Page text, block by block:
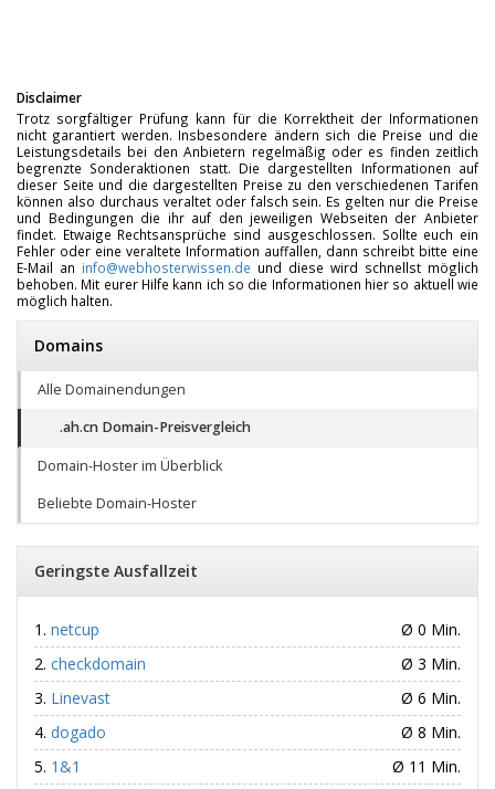
Disclaimer
Trotz sorgfältiger Prüfung kann für die Korrektheit der Informationen
nicht garantiert werden. Insbesondere ändern sich die Preise und die
Leistungsdetails bei den Anbietern regelmäßig oder es finden zeitlich
begrenzte Sonderaktionen statt. Die dargestellten Informationen auf
dieser Seite und die dargestellten Preise zu den verschiedenen Tarifen
können also durchaus veraltet oder falsch sein. Es gelten nur die Preise
und Bedingungen die ihr auf den jeweiligen Webseiten der Anbieter
findet. Etwaige Rechtsansprüche sind ausgeschlossen. Sollte euch ein
Fehler oder eine veraltete Information auffallen, dann schreibt bitte eine
E-Mail an info@webhosterwissen.de und diese wird schnellst möglich
behoben. Mit eurer Hilfe kann ich so die Informationen hier so aktuell wie
möglich halten.
Domains
Alle Domainendungen
.ah.cn Domain-Preisvergleich
Domain-Hoster im Überblick
Beliebte Domain-Hoster
Geringste Ausfallzeit
netcup
Ø 0 Min.
checkdomain
Ø 3 Min.
Linevast
Ø 6 Min.
dogado
Ø 8 Min.
1&1
Ø 11 Min.